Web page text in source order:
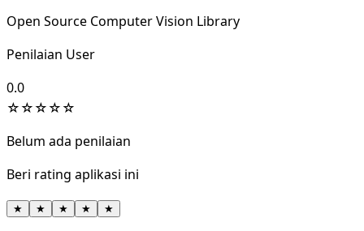
Open Source Computer Vision Library
Penilaian User
0.0
☆☆☆☆☆
Belum ada penilaian
Beri rating aplikasi ini
★ ★ ★ ★ ★